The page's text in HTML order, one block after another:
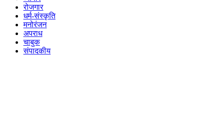
रोजगार
धर्म-संस्कृति
मनोरंजन
अपराध
चाबुक
संपादकीय